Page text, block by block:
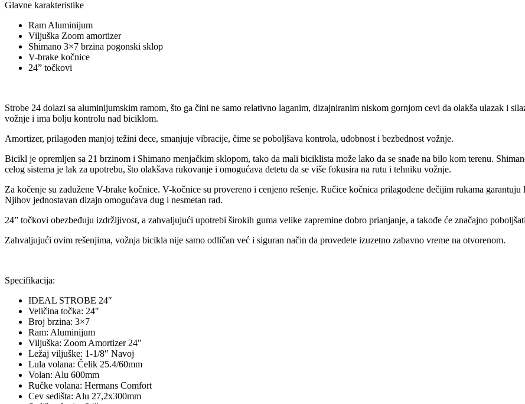
Glavne karakteristike
Ram Aluminijum
Viljuška Zoom amortizer
Shimano 3×7 brzina pogonski sklop
V-brake kočnice
24” točkovi
Strobe 24 dolazi sa aluminijumskim ramom, što ga čini ne samo relativno laganim, dizajniranim niskom gornjom cevi da olakša ulazak i
vožnje i ima bolju kontrolu nad biciklom.
Amortizer, prilagođen manjoj težini dece, smanjuje vibracije, čime se poboljšava kontrola, udobnost i bezbednost vožnje.
Bicikl je opremljen sa 21 brzinom i Shimano menjačkim sklopom, tako da mali biciklista može lako da se snađe na bilo kom terenu.
celog sistema je lak za upotrebu, što olakšava rukovanje i omogućava detetu da se više fokusira na rutu i tehniku vožnje.
Za kočenje su zadužene V-brake kočnice. V-kočnice su provereno i cenjeno rešenje. Ručice kočnica prilagođene dečijim rukama
Njihov jednostavan dizajn omogućava dug i nesmetan rad.
24” točkovi obezbeđuju izdržljivost, a zahvaljujući upotrebi širokih guma velike zapremine dobro prianjanje, a takođe će značajno
Zahvaljujući ovim rešenjima, vožnja bicikla nije samo odličan već i siguran način da provedete izuzetno zabavno vreme na otvorenom.
Specifikacija:
IDEAL STROBE 24″
Veličina točka: 24″
Broj brzina: 3×7
Ram: Aluminijum
Viljuška: Zoom Amortizer 24″
Ležaj viljuške: 1-1/8″ Navoj
Lula volana: Čelik 25.4/60mm
Volan: Alu 600mm
Ručke volana: Hermans Comfort
Cev sedišta: Alu 27,2x300mm